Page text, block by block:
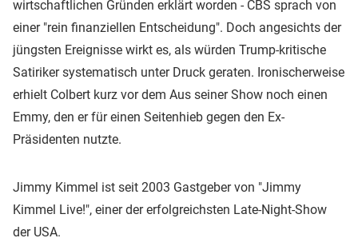
wirtschaftlichen Gründen erklärt worden - CBS sprach von
einer "rein finanziellen Entscheidung". Doch angesichts der
jüngsten Ereignisse wirkt es, als würden Trump-kritische
Satiriker systematisch unter Druck geraten. Ironischerweise
erhielt Colbert kurz vor dem Aus seiner Show noch einen
Emmy, den er für einen Seitenhieb gegen den Ex-
Präsidenten nutzte.
Jimmy Kimmel ist seit 2003 Gastgeber von "Jimmy
Kimmel Live!", einer der erfolgreichsten Late-Night-Show
der USA.